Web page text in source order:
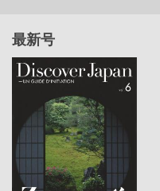
最新号